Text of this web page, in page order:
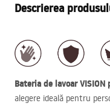
Descrierea
Bateria de lavoarVISION
alegere ideală pentru